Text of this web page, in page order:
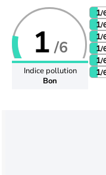
1 /6
Indice pollution
Bon
1/
1/
1/
1/
1/
1/